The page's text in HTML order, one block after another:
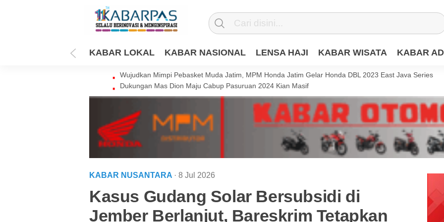
KABAR LOKAL KABAR NASIONAL LENSA HAJI KABAR WISATA KABAR
Wujudkan Mimpi Pebasket Muda Jatim, MPM Honda Jatim Gelar Honda DBL 2023 East Java Series
Dukungan Mas Dion Maju Cabup Pasuruan 2024 Kian Masif
KABAR NUSANTARA · 8 Jul 2026
Kasus Gudang Solar Bersubsidi di
Jember Berlanjut, Bareskrim Tetapkan